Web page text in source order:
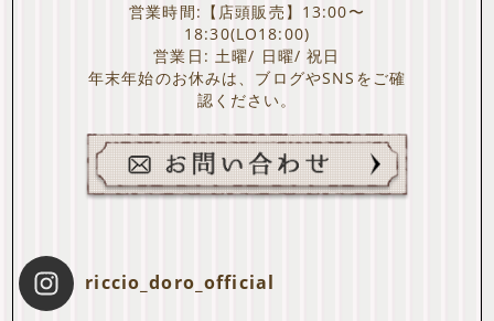
営業時間:【店頭販売】13:00〜
18:30(LO18:00)
営業日: 土曜/ 日曜/ 祝日
年末年始のお休みは、ブログやSNSをご確
認ください。
riccio_doro_official